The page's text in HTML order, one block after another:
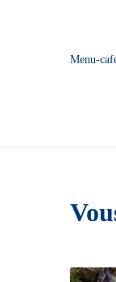
Menu-